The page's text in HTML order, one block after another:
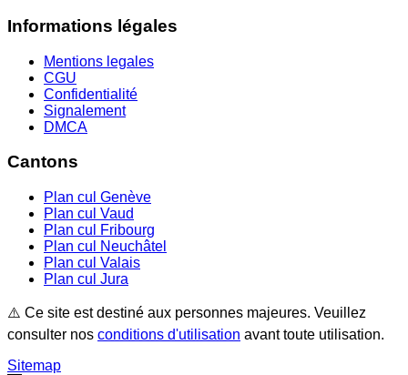
Informations légales
Mentions legales
CGU
Confidentialité
Signalement
DMCA
Cantons
Plan cul Genève
Plan cul Vaud
Plan cul
Fribourg
Plan cul
Neuchâtel
Plan cul Valais
Plan cul Jura
⚠️ Ce site est destiné aux personnes majeures. Veuillez
consulter nos conditions d'utilisation avant toute utilisation.
Sitemap